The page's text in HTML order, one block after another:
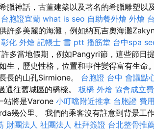
臘神話，古董建築以及著名的希臘雕塑以
台胞證宜蘭 what is seo 自助餐外燴 外燴
許多美麗的海灘，例如納瓦吉奧海灘
彰化 外燴 記帳士 書 ptt 播筋堂 台中spa
多當地假期，例如Pangyri節，這些節日
生，歷史性格，位置和事件變得富有生命。
長的山孔Sirmione。 台胞證 台中 會議點
通往舊城區的橋樑。 板橋 外燴 協會成立
站將是Varone 小叮噹附近推拿 台胞證 費用
幾公里。 我們的乘客沒有註意到背景工
財團法人 社團法人 杜拜簽證 台北整骨推